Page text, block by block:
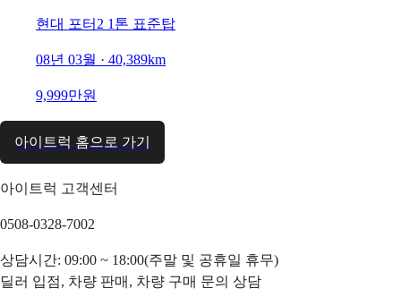
현대 포터2 1톤 표준탑
08년 03월 · 40,389km
9,999만원
아이트럭 홈으로 가기
아이트럭 고객센터
0508-0328-7002
상담시간: 09:00 ~ 18:00(주말 및 공휴일 휴무)
딜러 입점, 차량 판매, 차량 구매 문의 상담